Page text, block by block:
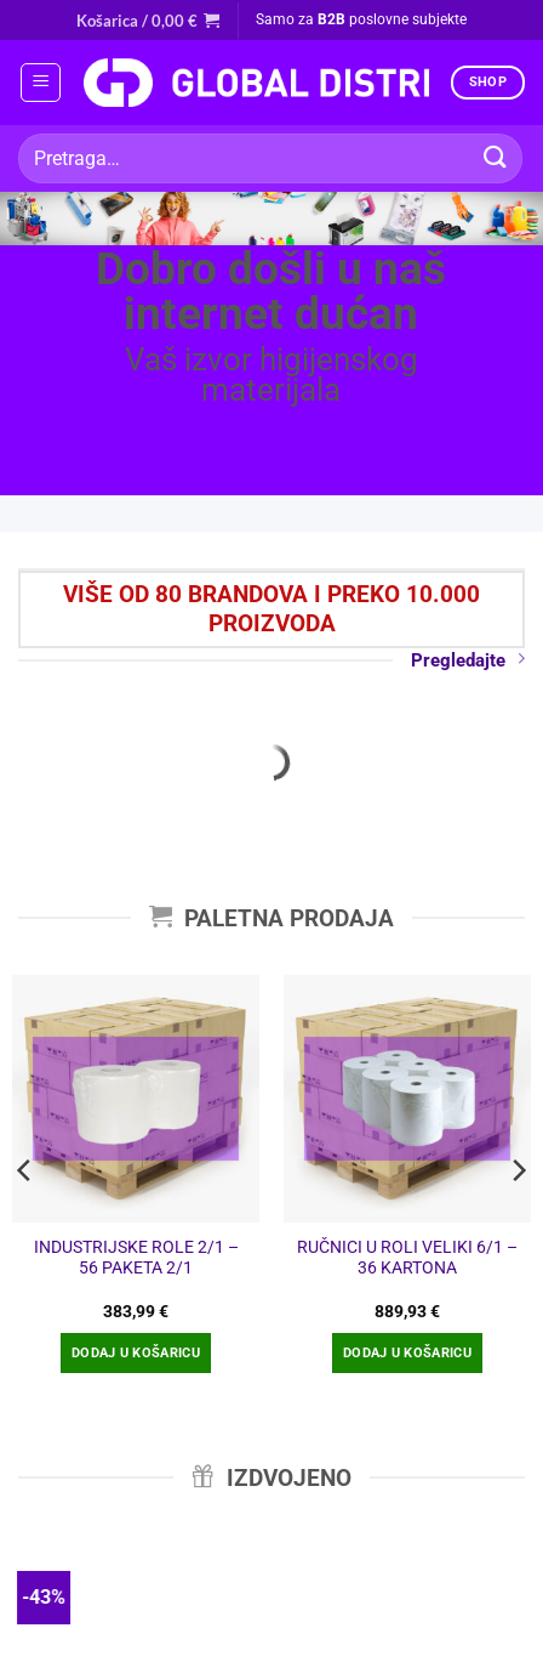
to
content
Košarica /0,00€ Samo za B2B poslovne subjekte
SHOP
Pretraži:
Dobro došli u naš
internet dućan
Vaš izvor higijenskog
materijala
VIŠE OD 80 BRANDOVA I PREKO 10.000
PROIZVODA
Pregledajte
PALETNA PRODAJA
INDUSTRIJSKE ROLE 2/1 –
56 PAKETA 2/1
383,99€
DODAJ U KOŠARICU
RUČNICI U ROLI VELIKI 6/1 –
36 KARTONA
889,93€
DODAJ U KOŠARICU
IZDVOJENO
-43%